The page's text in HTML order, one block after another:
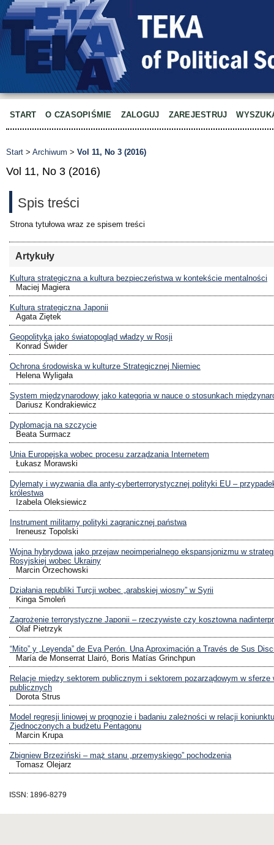
START O CZASOPIŚMIE ZALOGUJ ZAREJESTRUJ
Start > Archiwum > Vol 11, No 3 (2016)
Vol 11, No 3 (2016)
Spis treści
Strona tytułowa wraz ze spisem treści
Artykuły
Kultura strategiczna a kultura bezpieczeństwa w kontekście mentalności
Maciej Magiera
Kultura strategiczna Japonii
Agata Ziętek
Geopolityka jako światopogląd władzy w Rosji
Konrad Świder
Ochrona środowiska w kulturze Strategicznej Niemiec
Helena Wyligała
System międzynarodowy jako kategoria w nauce o stosunkach
Dariusz Kondrakiewicz
Dyplomacja na szczycie
Beata Surmacz
Unia Europejska wobec procesu zarządzania Internetem
Łukasz Morawski
Dylematy i wyzwania dla anty-cyberterrorystycznej polityki EU –
królestwa
Izabela Oleksiewicz
Instrument militarny polityki zagranicznej państwa
Ireneusz Topolski
Wojna hybrydowa jako przejaw neoimperialnego ekspansjonizmu w
Rosyjskiej wobec Ukrainy
Marcin Orzechowski
Działania republiki Turcji wobec „arabskiej wiosny” w Syrii
Kinga Smoleń
Zagrożenie terrorystyczne Japonii – rzeczywiste czy kosztowna
Olaf Pietrzyk
“Mito” y „Leyenda” de Eva Perón. Una Aproximación a Través de Sus
María de Monserrat Llairó, Boris Matías Grinchpun
Relacje między sektorem publicznym i sektorem pozarządowym w sferze
publicznych
Dorota Strus
Model regresji liniowej w prognozie i badaniu zależności w relacji
Zjednoczonych a budżetu Pentagonu
Marcin Krupa
Zbigniew Brzeziński – mąż stanu „przemyskiego” pochodzenia
Tomasz Olejarz
ISSN: 1896-8279